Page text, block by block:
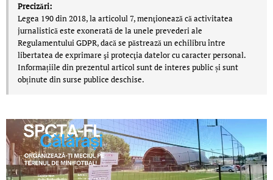
Precizări:
Legea 190 din 2018, la articolul 7, menţionează că activitatea
jurnalistică este exonerată de la unele prevederi ale
Regulamentului GDPR, dacă se păstrează un echilibru între
libertatea de exprimare şi protecţia datelor cu caracter personal.
Informațiile din prezentul articol sunt de interes public și sunt
obținute din surse publice deschise.